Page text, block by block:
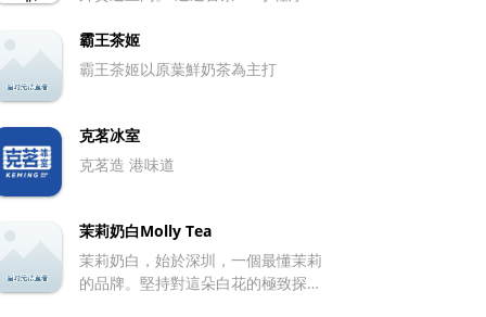
智能推薦適配的咖啡種類。用戶也可
按自身喜好，自行調整咖啡濃度、口
與優惠活動：設有積分系統，用戶購
買商品可積累積分，用於兌換折扣、
咖啡豆或其他周邊等。同時常開展多
歡節」 期間 70 余款熱銷產品 9.9 元
起售，邀請好友註冊下單有機會獲取
0 元任飲券，掃碼添加福利官微信可
領 9.9 元全場任飲券等。 社交互動功
付付款。同時為用戶提供預計製作時
間及取餐實時提醒。
霸王茶姬
霸王茶姬以原葉鮮奶茶為主打
克茗冰室
克茗造 港味道
茉莉奶白Molly Tea
茉莉奶白，始於深圳，一個最懂茉莉
的品牌。堅持對這朵白花的極致探